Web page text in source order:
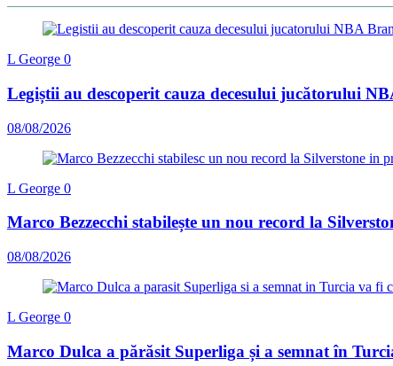
L George 0
Legiștii au descoperit cauza decesului jucătorului
08/08/2026
L George 0
Marco Bezzecchi stabilește un nou record la
08/08/2026
L George 0
Marco Dulca a părăsit Superliga și a semnat în